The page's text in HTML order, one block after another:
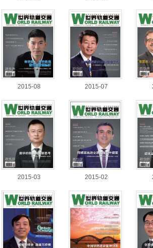
2015-08 2015-07
2015-03 2015-02